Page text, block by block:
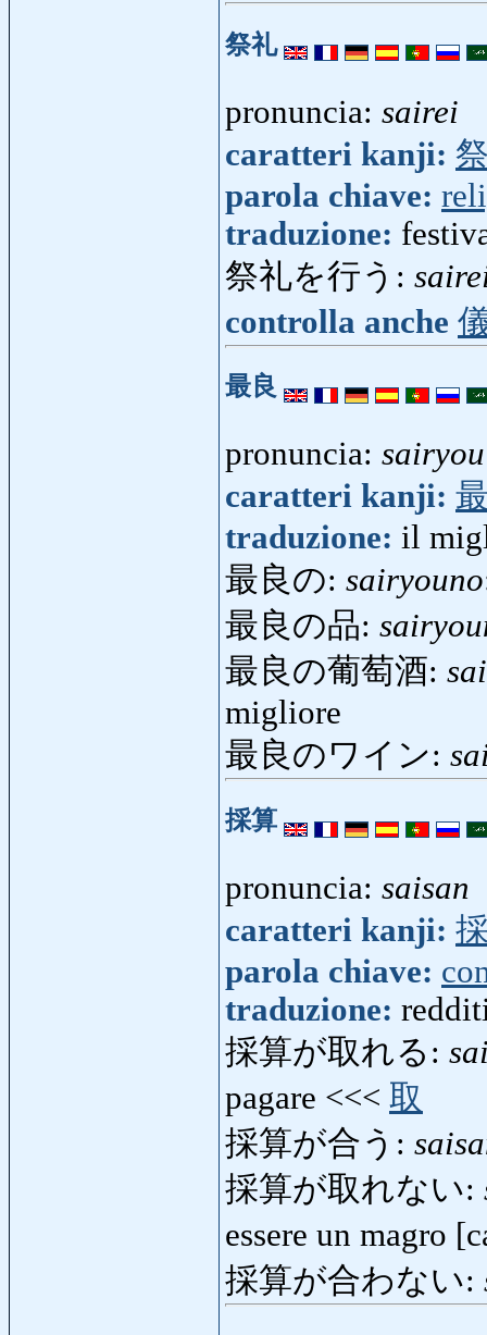
祭礼
pronuncia: sairei
caratteri kanji:
parola chiave:
traduzione:
祭礼を行う:
controlla anche
最良
pronuncia: sairyou
caratteri kanji:
traduzione: il
最良の: sairyouno
最良の品:
最良の葡萄酒:
migliore
最良のワイン:
採算
pronuncia: saisan
caratteri kanji:
parola chiave:
traduzione:
採算が取れる:
pagare <<< 取
採算が合う:
採算が取れない:
essere un magro
採算が合わない: